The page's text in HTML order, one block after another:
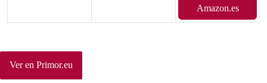
g
n
u
Amazon.es
Ver en Primor.eu